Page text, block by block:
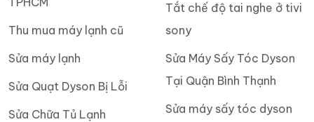
Thu mua máy lạnh cũ
Sửa máy lạnh
Sửa Quạt Dyson Bị Lỗi
Sửa Chữa Tủ Lạnh
Tắt chế độ tai nghe ở tivi
sony
Sửa Máy Sấy Tóc Dyson
Tại Quận Bình Thạnh
Sửa máy sấy tóc dyson